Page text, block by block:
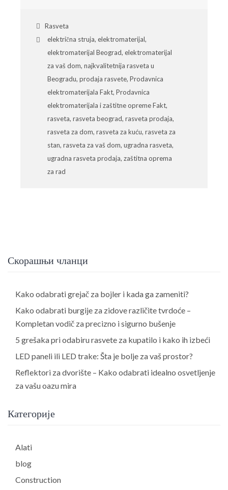
Rasveta
električna struja, elektromaterijal,
elektromaterijal Beograd, elektromaterijal
za vaš dom, najkvalitetnija rasveta u
Beogradu, prodaja rasvete, Prodavnica
elektromaterijala Fakt, Prodavnica
elektromaterijala i zaštitne opreme Fakt,
rasveta, rasveta beograd, rasveta prodaja,
rasveta za dom, rasveta za kuću, rasveta za
stan, rasveta za vaš dom, ugradna rasveta,
ugradna rasveta prodaja, zaštitna oprema
za rad
Скорашњи чланци
Kako odabrati grejač za bojler i kada ga zameniti?
Kako odabrati burgije za zidove različite tvrdoće –
Kompletan vodič za precizno i sigurno bušenje
5 grešaka pri odabiru rasvete za kupatilo i kako ih izbeći
LED paneli ili LED trake: Šta je bolje za vaš prostor?
Reflektori za dvorište – Kako odabrati idealno osvetljenje
za vašu oazu mira
Категорије
Alati
blog
Construction